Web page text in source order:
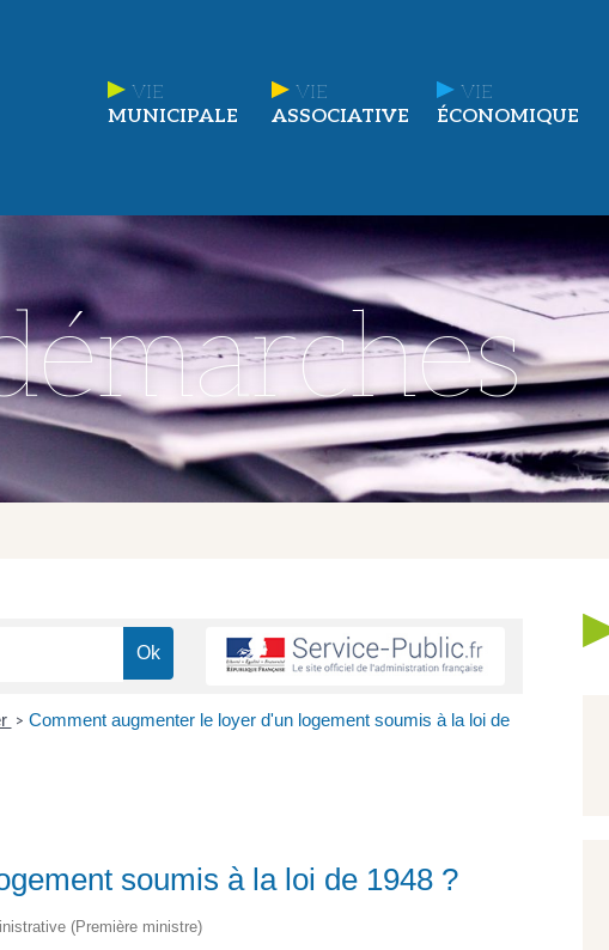
VIE
MUNICIPALE
VIE
ASSOCIATIVE
VIE
ÉCONOMIQUE
> Comment augmenter le loyer d'un logement soumis à la loi de
soumis à la loi de 1948 ?
(Première ministre)